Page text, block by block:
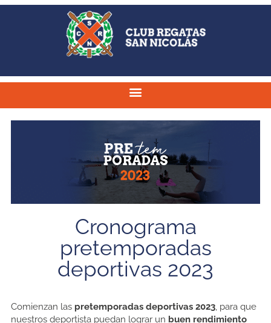
Cronograma
pretemporadas
deportivas 2023
Comienzan las pretemporadas deportivas 2023 , para que
nuestros deportista puedan lograr un buen rendimiento